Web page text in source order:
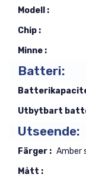
Modell :
Chip :
Minne :
Batteri:
Utbytbart
Utseende:
Färger : Amber
Mått :